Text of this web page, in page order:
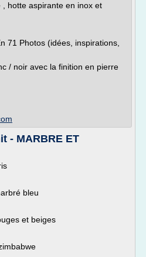
hotte aspirante en inox et
71 Photos (idées, inspirations,
/ noir avec la finition en pierre
- MARBRE ET
bleu
et beiges